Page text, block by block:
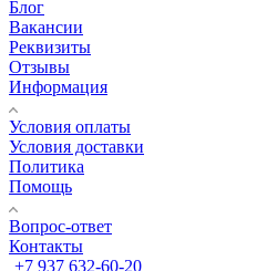
Блог
Вакансии
Реквизиты
Отзывы
Информация
Условия оплаты
Условия доставки
Политика
Помощь
Вопрос-ответ
Контакты
+7 937 632-60-20